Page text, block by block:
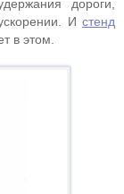
дороги,
И стенд
в этом.